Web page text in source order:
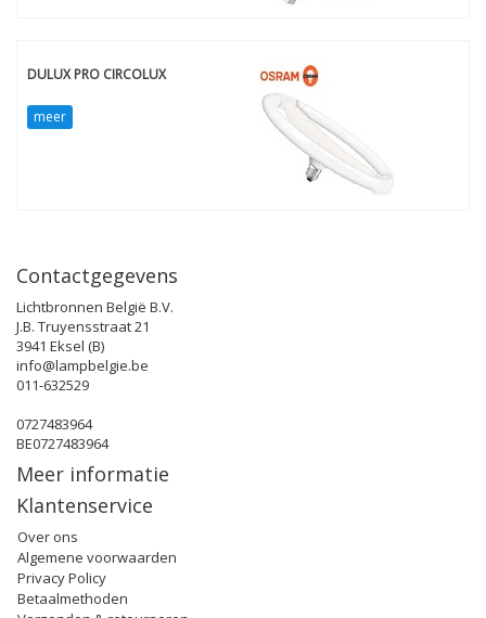
DULUX PRO CIRCOLUX
meer
Contactgegevens
Lichtbronnen België B.V.
J.B. Truyensstraat 21
3941 Eksel (B)
info@lampbelgie.be
011-632529
0727483964
BE0727483964
Meer informatie
Klantenservice
Over ons
Algemene voorwaarden
Privacy Policy
Betaalmethoden